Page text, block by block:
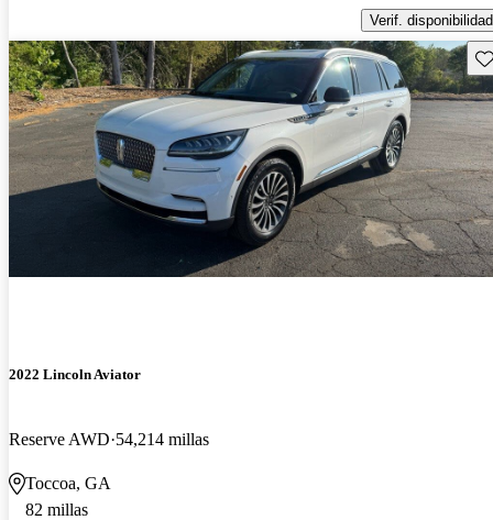
Verif. disponibilidad
2022 Lincoln Aviator
Reserve AWD 54,214 millas
Toccoa, GA
82 millas